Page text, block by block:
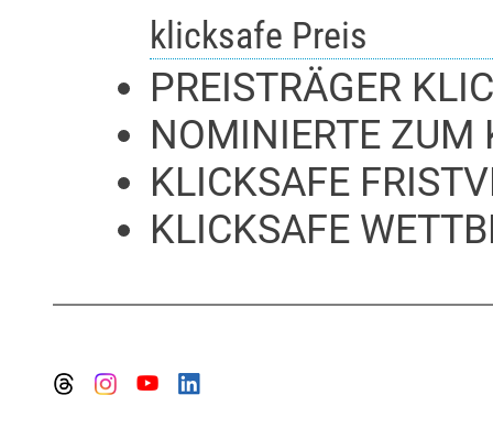
klicksafe Preis
PREISTRÄGER
NOMINIERTE ZUM
KLICKSAFE
KLICKSAFE